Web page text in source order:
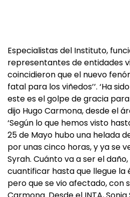
Especialistas del Instituto,
representantes de entidades
coincidieron que el nuevo
fatal para los viñedos’’. ‘Ha
este es el golpe de gracia para
dijo Hugo Carmona, desde el
‘Según lo que hemos visto
25 de Mayo hubo una helada
por unas cinco horas, y ya se
Syrah. Cuánto va a ser el
cuantificar hasta que llegue
pero que se vio afectado, con